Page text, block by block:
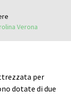
Verona
per
dotate di due